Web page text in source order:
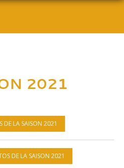
2021
DE LA SAISON 2021
DE LA SAISON 2021